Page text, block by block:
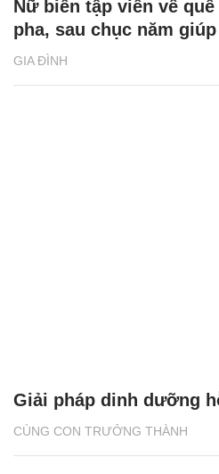
GIA ĐÌNH
Nữ biên tập viên về
pha, sau chục năm
CÙNG CON TRƯỞNG THÀNH
Giải pháp dinh dưỡng